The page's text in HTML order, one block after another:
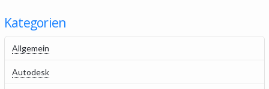
Kategorien
Allgemein
Autodesk